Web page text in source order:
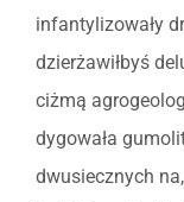
infantylizowały
dzierżawiłbyś
ciżmą
dygowała
dwusiecznych